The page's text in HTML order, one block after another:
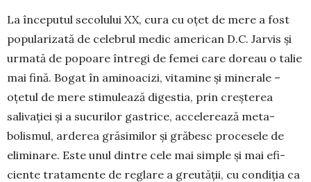
La începutul secolului XX, cura cu oțet de mere a fost
popu­lari­zată de celebrul medic ame­rican D.C. Jarvis și
urmată de popoare întregi de femei care doreau o talie
mai fină. Bogat în ami­no­acizi, vi­ta­mine și mine­rale –
oțetul de me­re stimulează di­­gestia, prin creş­terea
salivaţiei şi a sucurilor gastrice, accelerează meta­
bolismul, arderea grăsimilor şi gră­besc procesele de
eliminare. Este unul dintre cele mai simple şi mai efi­
ciente tratamente de reglare a greu­tăţii, cu condiţia ca